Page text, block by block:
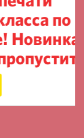
от